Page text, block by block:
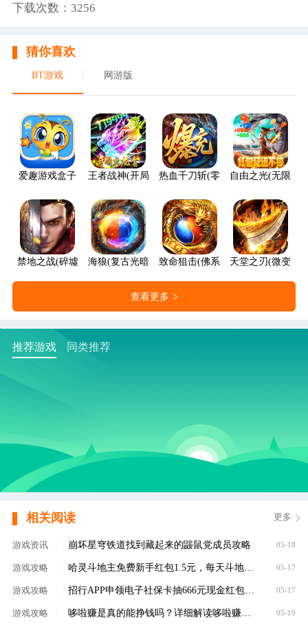
下载次数：3256
猜你喜欢
BT游戏 网游版
爱趣游戏盒子 王者战神(开局火龙套)热血千刀斩(零氪送赞爆充)
自由之光(无限红
禁地之战(碎墟诸天沉默)海狼(复古光暗福利版)致命狙击(佛系打金养老传奇)
天堂之刃(微变攻
查看更多
推荐游戏 同类推荐
相关阅读 更多
游戏资讯 崩坏星穹铁道找到藏起来的鼹鼠党成员攻略 05-18
游戏攻略 哈灵斗地主免费新手红包1.5元，每天斗地主领元 05-17
游戏攻略 招行APP申领电子社保卡抽666元现金红包，100%有礼 05-17
游戏攻略 哆啦赚是真的能挣钱吗？详细解读哆啦赚是不是 05-19